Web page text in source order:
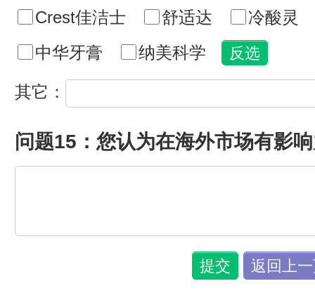
Crest佳洁士
舒适达
冷酸灵
中华牙膏
纳美科学
其它：
问题15：您认为在海外市场有影